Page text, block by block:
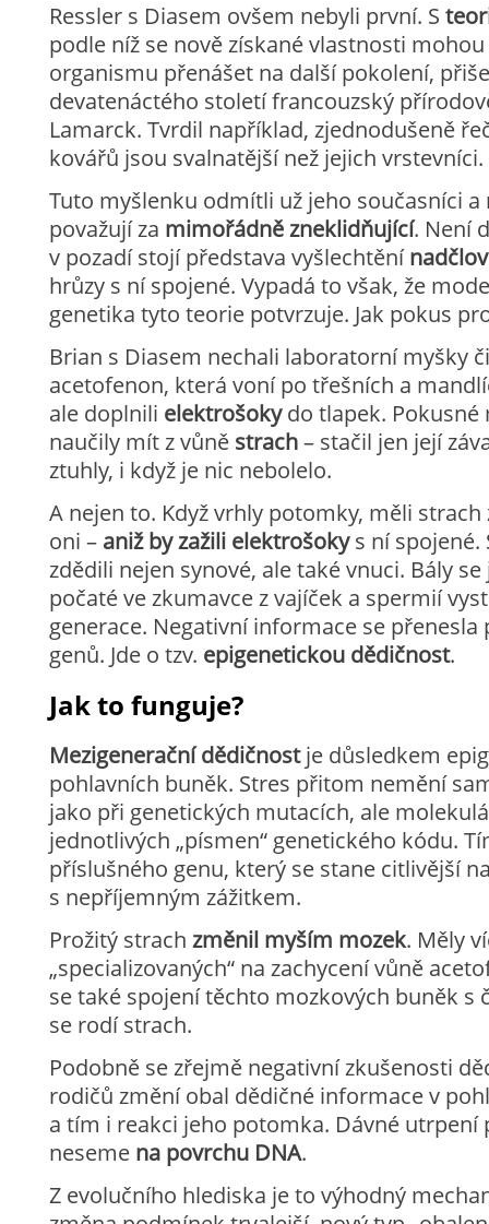
Ressler s Diasem ovšem nebyli první. S
podle níž se nově získané vlastnosti
organismu přenášet na další pokolení,
devatenáctého století francouzský
Lamarck. Tvrdil například, zjednodušeně
kovářů jsou svalnatější než jejich vrstevníci.
Tuto myšlenku odmítli už jeho současníci
považují za mimořádně zneklidňující. Není
v pozadí stojí představa vyšlechtění
hrůzy s ní spojené. Vypadá to však, že
genetika tyto teorie potvrzuje. Jak pokus
Brian s Diasem nechali laboratorní myšky
acetofenon, která voní po třešních a
ale doplnili elektrošokydo tlapek. Pokusné
naučily mít z vůně strach– stačil jen její
ztuhly, i když je nic nebolelo.
A nejen to. Když vrhly potomky, měli strach
oni – aniž by zažili elektrošokys ní
zdědili nejen synové, ale také vnuci. Bály
počaté ve zkumavce z vajíček a spermií
generace. Negativní informace se
genů. Jde o tzv. epigenetickou dědičnost.
Jak to funguje?
Mezigenerační dědičnostje důsledkem
pohlavních buněk. Stres přitom nemění
jako při genetických mutacích, ale
jednotlivých „písmen“ genetického kódu.
příslušného genu, který se stane citlivější
s nepříjemným zážitkem.
Prožitý strach změnil myším mozek. Měly
„specializovaných“ na zachycení vůně
se také spojení těchto mozkových buněk s
se rodí strach.
Podobně se zřejmě negativní zkušenosti
rodičů změní obal dědičné informace v
a tím i reakci jeho potomka. Dávné utrpení
neseme na povrchu DNA.
Z evolučního hlediska je to výhodný